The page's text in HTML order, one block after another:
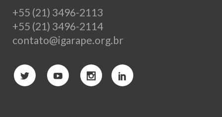
+55 (21) 3496-2113
+55 (21) 3496-2114
contato@igarape.org.br